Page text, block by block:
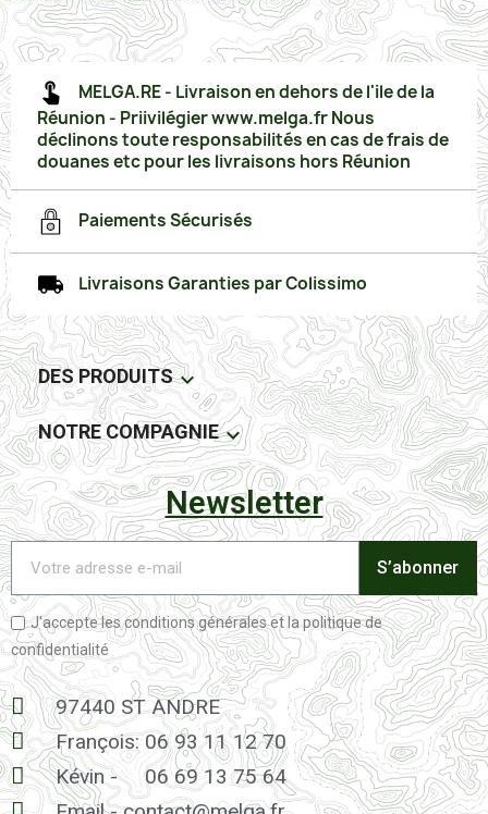
MELGA.RE - Livraison en dehors de l'ile de la
Réunion - Priivilégier www.melga.fr Nous
déclinons toute responsabilités en cas de frais de
douanes etc pour les livraisons hors Réunion
Paiements Sécurisés
Livraisons Garanties par Colissimo
DES PRODUITS
NOTRE COMPAGNIE
Newsletter
S’abonner
J'accepte les conditions générales et la politique de
confidentialité
97440 ST ANDRE
François: 06 93 11 12 70
Kévin - 06 69 13 75 64